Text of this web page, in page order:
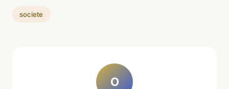
societe
O